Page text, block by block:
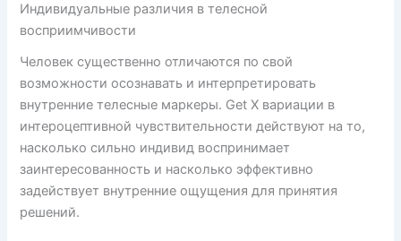
Индивидуальные различия в телесной
восприимчивости
Человек существенно отличаются по свой
возможности осознавать и интерпретировать
внутренние телесные маркеры. Get X вариации в
интероцептивной чувствительности действуют на то,
насколько сильно индивид воспринимает
заинтересованность и насколько эффективно
задействует внутренние ощущения для принятия
решений.